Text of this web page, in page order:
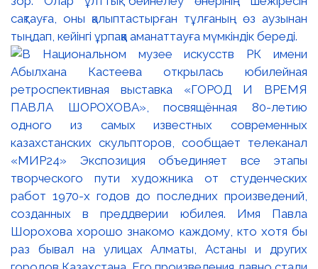
сақтауға, оны қалыптастырған тұлғаның өз аузынан
тыңдап, кейінгі ұрпаққа аманаттауға мүмкіндік береді.